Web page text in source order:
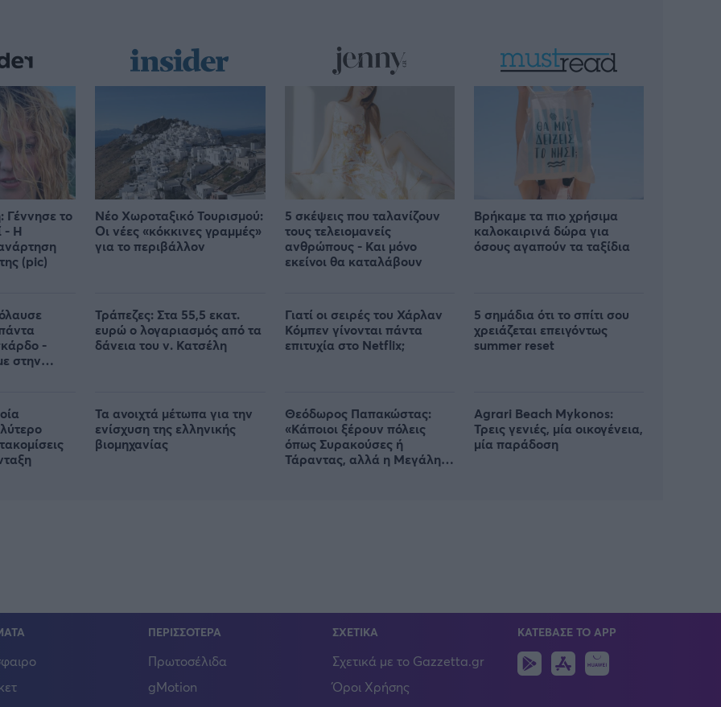
το
- Η
(pic)
-
στην
Νέο Χωροταξικό Τουρισμού:
Οι νέες «κόκκινες γραμμές»
για το περιβάλλον
Τράπεζες: Στα 55,5 εκατ.
ευρώ ο λογαριασμός από τα
δάνεια του ν. Κατσέλη
Τα ανοιχτά μέτωπα για την
ενίσχυση της ελληνικής
βιομηχανίας
5 σκέψεις που ταλανίζουν
τους τελειομανείς
ανθρώπους - Και μόνο
εκείνοι θα καταλάβουν
Γιατί οι σειρές του Χάρλαν
Κόμπεν γίνονται πάντα
επιτυχία στο Netflix;
Θεόδωρος Παπακώστας:
«Κάποιοι ξέρουν πόλεις
όπως Συρακούσες ή
Τάραντας, αλλά η Μεγάλη
Βρήκαμε τα πιο χρήσιμα
καλοκαιρινά δώρα για
όσους αγαπούν τα ταξίδια
5 σημάδια ότι το σπίτι σου
χρειάζεται επειγόντως
summer reset
Agrari Beach Mykonos:
Τρεις γενιές, μία οικογένεια,
μία παράδοση
ΠΕΡΙΣΣΟΤΕΡΑ
Πρωτοσέλιδα
gMotion
ΣΧΕΤΙΚΑ
Σχετικά με το Gazzetta.gr
Όροι Χρήσης
ΚΑΤΕΒΑΣΕ ΤΟ APP
Android
IOSHuawei